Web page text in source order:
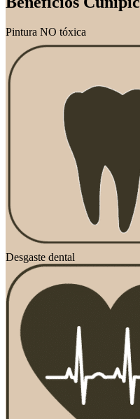
Pintura NO tóxica
Desgaste dental